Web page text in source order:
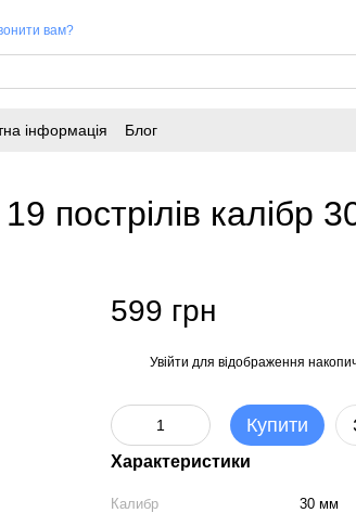
вам?
інформація Блог
пострілів калібр
599 грн
Увійти для відображення
Купити
Характеристики
Калибр
30 мм